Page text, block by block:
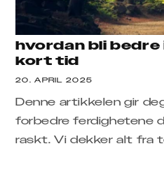
hvordan bli
kort tid
20. APRIL 2025
Denne artikkelen gir
forbedre ferdighetene
raskt. Vi dekker alt fra